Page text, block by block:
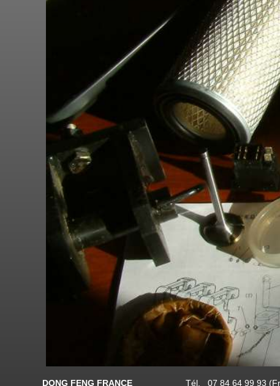
DONG FENG FRANCE Tél. 07 84 64 99 93